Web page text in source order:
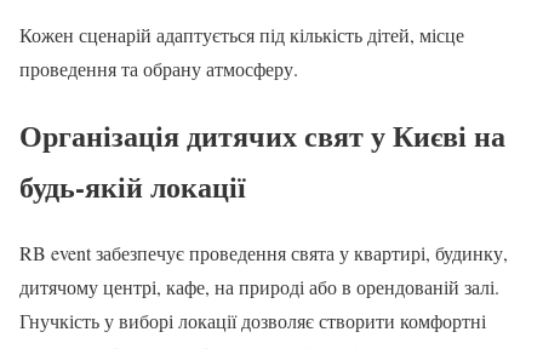
Кожен сценарій адаптується під кількість дітей, місце
проведення та обрану атмосферу.
Організація дитячих свят у Києві на
будь-якій локації
RB event забезпечує проведення свята у квартирі, будинку,
дитячому центрі, кафе, на природі або в орендованій залі.
Гнучкість у виборі локації дозволяє створити комфортні